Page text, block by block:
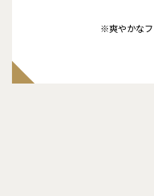
※爽やかなフ